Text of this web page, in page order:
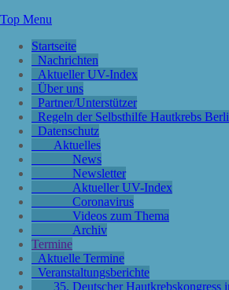
Top Menu
Startseite
Nachrichten
Aktueller UV-Index
Über uns
Partner/Unterstützer
Regeln der Selbsthilfe Hautkrebs
Datenschutz
Aktuelles
News
Newsletter
Aktueller UV-Index
Coronavirus
Videos zum Thema
Archiv
Termine
Aktuelle Termine
Veranstaltungsberichte
35. Deutscher Hautkrebskongress